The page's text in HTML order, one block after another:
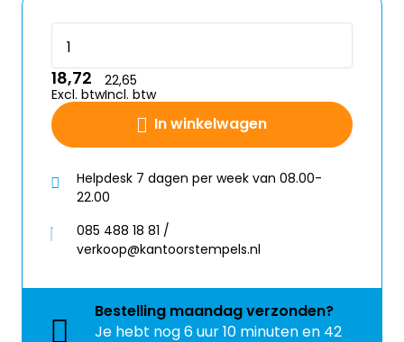
In winkelwagen
18,72
Excl. btw
22,65
Incl. btw
Helpdesk 7 dagen per week van 08.00-
22.00
085 488 18 81 /
verkoop@kantoorstempels.nl
Bestelling maandagverzonden?
Je hebt nog6 uur 10 minuten en 42